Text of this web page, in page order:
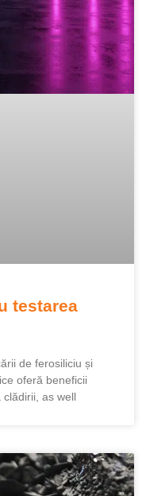
testarea
de ferosiliciu și
oferă beneficii
as well